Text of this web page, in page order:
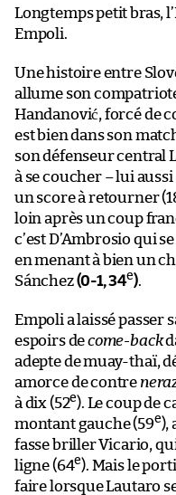
Longtemps petit bras,
Empoli.
Une histoire entre
allume son
Handanović, forcé de
est bien dans son
son défenseur central
à se coucher – lui
un score à retourner
loin après un coup
c’est D’Ambrosio qui
en menant à bien un
Sánchez(0-1, 34e).
Empoli a laissé passer
espoirs decome-back
adepte de muay-thaï,
amorce de contre
à dix (52e). Le coup de
montant gauche (59e),
fasse briller Vicario,
ligne (64e). Mais le
faire lorsque Lautaro